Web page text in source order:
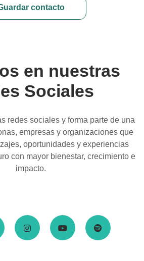
contacto
en nuestras
Sociales
redes sociales y forma parte de una
empresas y organizaciones que
oportunidades y experiencias
con mayor bienestar, crecimiento e
impacto.